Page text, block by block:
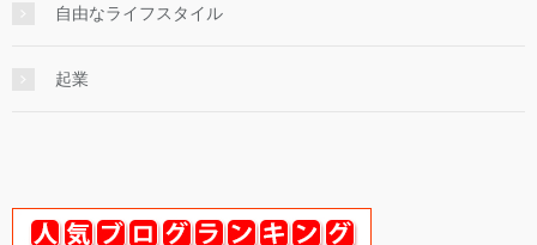
自由なライフスタイル
起業